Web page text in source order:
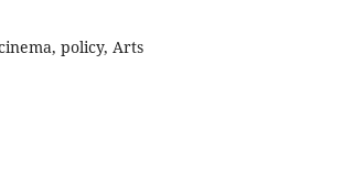
policy, Arts